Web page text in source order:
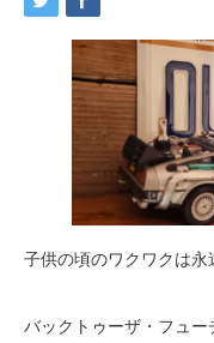
子供の頃のワクワクは永
バックトゥーザ・フュー